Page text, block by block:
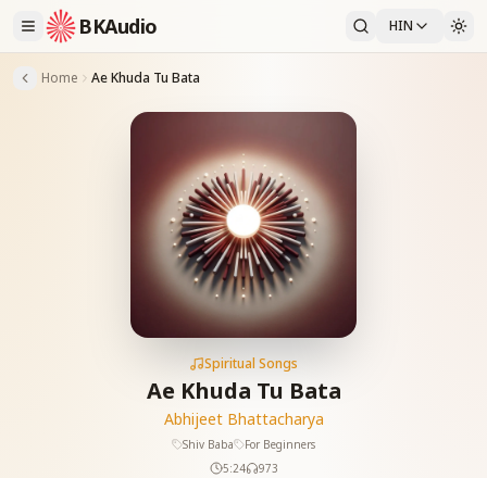
BKAudio HIN
Home Ae Khuda Tu Bata
Spiritual Songs
Ae Khuda Tu Bata
Abhijeet Bhattacharya
Shiv Baba
For Beginners
5:24
973